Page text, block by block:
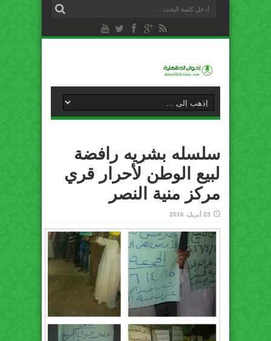
سلسله بشريه رافضة
لبيع الوطن لأحرار قري
مركز منية النصر
23 أبريل، 2016